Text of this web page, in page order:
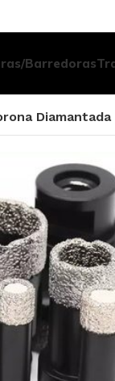
Barredoras
Diamantada